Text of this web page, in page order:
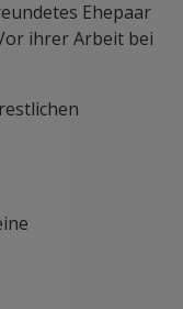
Ehepaar
ihrer Arbeit bei